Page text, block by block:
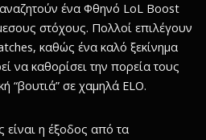
ένα Φθηνό LoL Boost
στόχους. Πολλοί επιλέγουν
καθώς ένα καλό ξεκίνημα
να καθορίσει την πορεία τους
“βουτιά” σε χαμηλά ELO.
είναι η έξοδος από τα